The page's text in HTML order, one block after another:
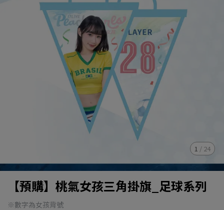
1 / 24
【預購】桃氣女孩三角掛旗_足球系列
※數字為女孩背號